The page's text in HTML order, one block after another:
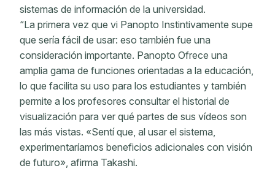
sistemas de información de la universidad.
“La primera vez que vi Panopto Instintivamente supe
que sería fácil de usar: eso también fue una
consideración importante. Panopto Ofrece una
amplia gama de funciones orientadas a la educación,
lo que facilita su uso para los estudiantes y también
permite a los profesores consultar el historial de
visualización para ver qué partes de sus vídeos son
las más vistas. «Sentí que, al usar el sistema,
experimentaríamos beneficios adicionales con visión
de futuro», afirma Takashi.